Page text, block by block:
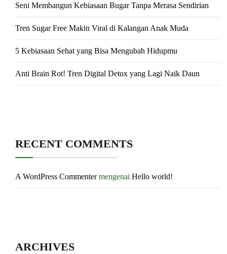
Seni Membangun Kebiasaan Bugar Tanpa Merasa Sendirian
Tren Sugar Free Makin Viral di Kalangan Anak Muda
5 Kebiasaan Sehat yang Bisa Mengubah Hidupmu
Anti Brain Rot! Tren Digital Detox yang Lagi Naik Daun
RECENT COMMENTS
A WordPress Commentermengenai Hello world!
ARCHIVES